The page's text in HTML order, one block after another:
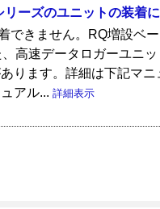
ーズのユニットの装着
できません。RQ増設ベ
高速データロガーユニッ
ります。詳細は下記マニ
アル... 詳細表示